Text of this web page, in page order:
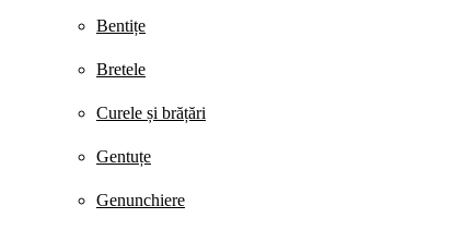
Bentițe
Bretele
Curele și brățări
Gentuțe
Genunchiere